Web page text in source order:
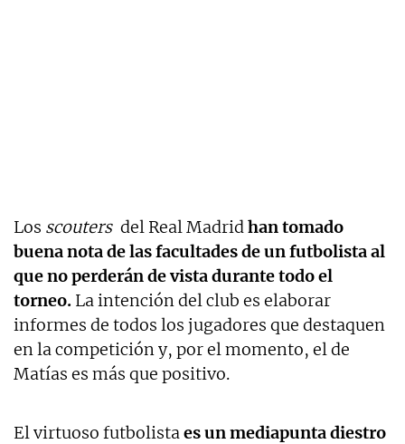
Los scouters del Real Madridhan tomado
buena nota de las facultades de un futbolista al
que no perderán de vista durante todo el
torneo. La intención del club es elaborar
informes de todos los jugadores que destaquen
en la competición y, por el momento, el de
Matías es más que positivo.
El virtuoso futbolistaes un mediapunta diestro